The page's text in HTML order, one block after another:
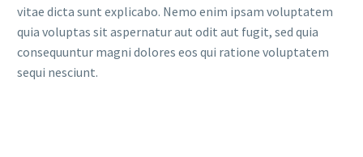
vitae dicta sunt explicabo. Nemo enim ipsam voluptatem
quia voluptas sit aspernatur aut odit aut fugit, sed quia
consequuntur magni dolores eos qui ratione voluptatem
sequi nesciunt.